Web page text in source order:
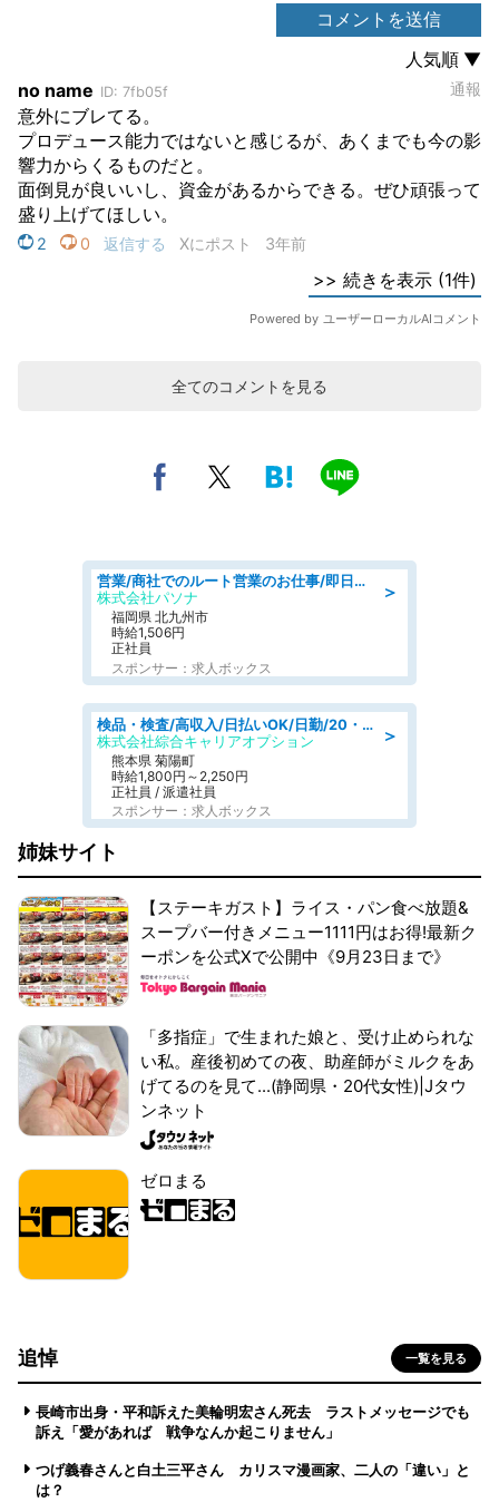
全てのコメントを見る
＞
営業/商社でのルート営業のお仕事/即日勤務可/車通勤可/営業
株式会社パソナ
福岡県 北九州市
時給1,506円
正社員
スポンサー：求人ボックス
＞
検品・検査/高収入/日払いOK/日勤/20・30・40代活躍中/製造 工場
株式会社綜合キャリアオプション
熊本県 菊陽町
時給1,800円～2,250円
正社員 / 派遣社員
スポンサー：求人ボックス
姉妹サイト
【ステーキガスト】ライス・パン食べ放題&
スープバー付きメニュー1111円はお得!最新ク
ーポンを公式Xで公開中《9月23日まで》
「多指症」で生まれた娘と、受け止められな
い私。産後初めての夜、助産師がミルクをあ
げてるのを見て...(静岡県・20代女性)|Jタウ
ンネット
ゼロまる
追悼 一覧を見る
長崎市出身・平和訴えた美輪明宏さん死去 ラストメッセージでも
訴え「愛があれば 戦争なんか起こりません」
つげ義春さんと白土三平さん カリスマ漫画家、二人の「違い」と
は？